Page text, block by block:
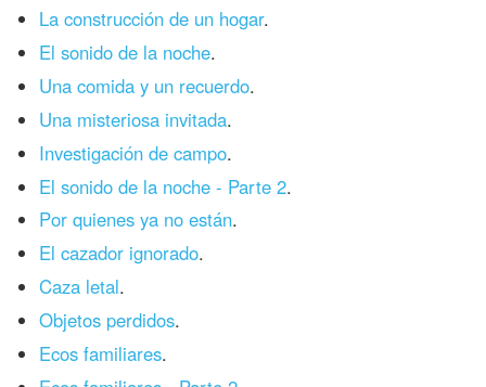
La construcción de un hogar.
El sonido de la noche.
Una comida y un recuerdo.
Una misteriosa invitada.
Investigación de campo.
El sonido de la noche - Parte 2.
Por quienes ya no están.
El cazador ignorado.
Caza letal.
Objetos perdidos.
Ecos familiares.